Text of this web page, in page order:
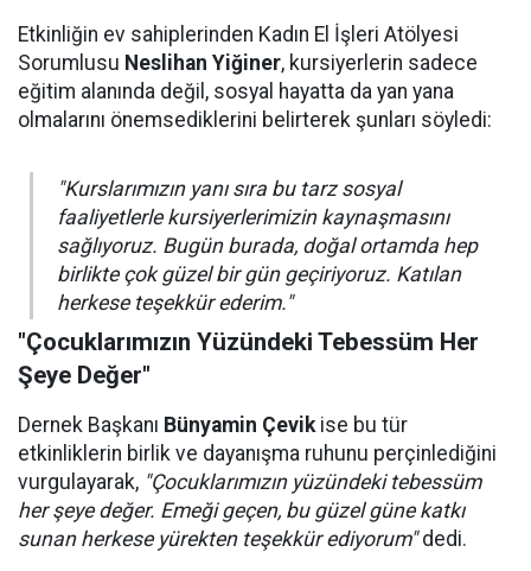
Etkinliğin ev sahiplerinden Kadın El İşleri Atölyesi
Sorumlusu Neslihan Yiğiner, kursiyerlerin sadece
eğitim alanında değil, sosyal hayatta da yan yana
olmalarını önemsediklerini belirterek şunları söyledi:
"Kurslarımızın yanı sıra bu tarz sosyal
faaliyetlerle kursiyerlerimizin kaynaşmasını
sağlıyoruz. Bugün burada, doğal ortamda hep
birlikte çok güzel bir gün geçiriyoruz. Katılan
herkese teşekkür ederim."
"Çocuklarımızın Yüzündeki Tebessüm Her
Şeye Değer"
Dernek Başkanı Bünyamin Çevik ise bu tür
etkinliklerin birlik ve dayanışma ruhunu perçinlediğini
vurgulayarak, "Çocuklarımızın yüzündeki tebessüm
her şeye değer. Emeği geçen, bu güzel güne katkı
sunan herkese yürekten teşekkür ediyorum"dedi.